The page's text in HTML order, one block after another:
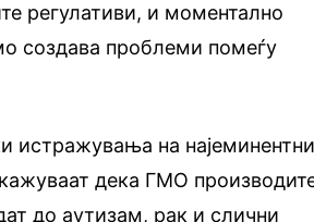
регулативи, и моментално
создава проблеми помеѓу
истражувања на
дека ГМО
до аутизам, рак и слични